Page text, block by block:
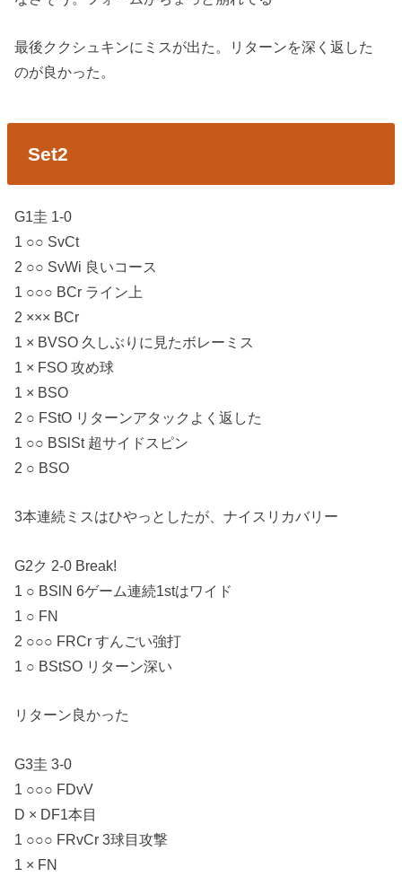
最後ククシュキンにミスが出た。リターンを深く返した
のが良かった。
Set2
G1圭 1-0
1 ○○ SvCt
2 ○○ SvWi 良いコース
1 ○○○ BCr ライン上
2 ××× BCr
1 × BVSO 久しぶりに見たボレーミス
1 × FSO 攻め球
1 × BSO
2 ○ FStO リターンアタックよく返した
1 ○○ BSlSt 超サイドスピン
2 ○ BSO
3本連続ミスはひやっとしたが、ナイスリカバリー
G2ク 2-0 Break!
1 ○ BSlN 6ゲーム連続1stはワイド
1 ○ FN
2 ○○○ FRCr すんごい強打
1 ○ BStSO リターン深い
リターン良かった
G3圭 3-0
1 ○○○ FDvV
D × DF1本目
1 ○○○ FRvCr 3球目攻撃
1 × FN